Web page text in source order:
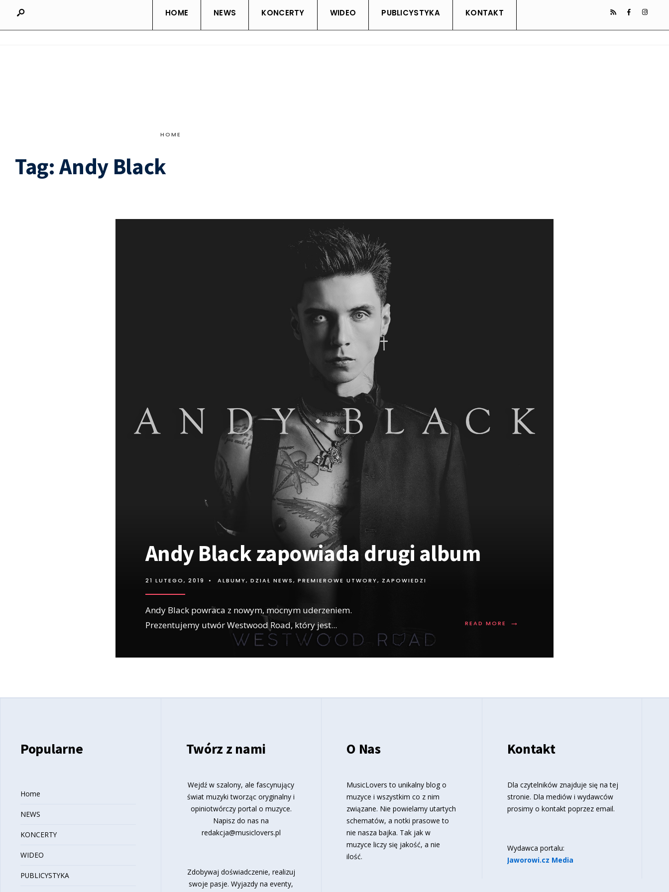
HOME NEWS KONCERTY WIDEO PUBLICYSTYKA KONTAKT
HOME
Tag:Andy Black
Andy Black zapowiada drugi album
21 LUTEGO, 2019 • ALBUMY, DZIAŁ NEWS, PREMIEROWE UTWORY, ZAPOWIEDZI
Andy Black powraca z nowym, mocnym uderzeniem.
Prezentujemy utwór Westwood Road, który jest... READ MORE →
Popularne
Home
NEWS
KONCERTY
WIDEO
PUBLICYSTYKA
Twórz z nami
Wejdź w szalony, ale fascynujący
świat muzyki tworząc oryginalny i
opiniotwórczy portal o muzyce.
Napisz do nas na
redakcja@musiclovers.pl
Zdobywaj doświadczenie, realizuj
swoje pasje. Wyjazdy na eventy,
O Nas
MusicLovers to unikalny blog o
muzyce i wszystkim co z nim
związane. Nie powielamy utartych
schematów, a notki prasowe to
nie nasza bajka. Tak jak w
muzyce liczy się jakość, a nie
ilość.
Kontakt
Dla czytelników znajduje się na tej
stronie. Dla mediów i wydawców
prosimy o kontakt poprzez email.
Wydawca portalu:
Jaworowi.cz Media